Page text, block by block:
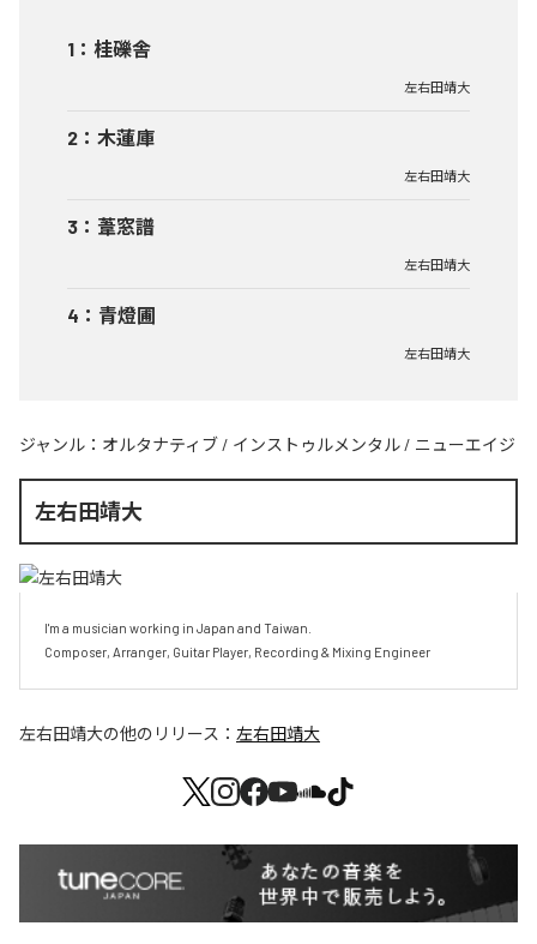
1 ： 桂礫舎
左右田靖大
2 ： 木蓮庫
左右田靖大
3 ： 葦窓譜
左右田靖大
4 ： 青燈圃
左右田靖大
ジャンル： オルタナティブ / インストゥルメンタル / ニューエイジ
左右田靖大
I'm a musician working in Japan and Taiwan.
Composer, Arranger, Guitar Player, Recording & Mixing Engineer
左右田靖大の他のリリース： 左右田靖大